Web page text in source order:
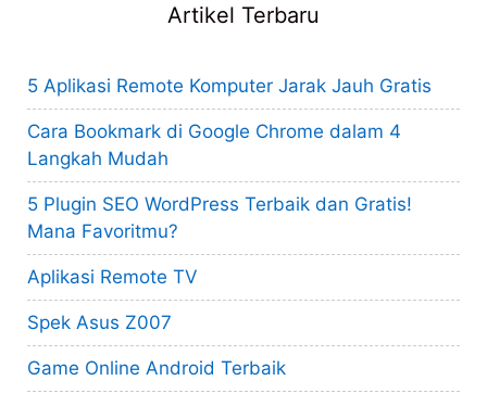
Artikel Terbaru
5 Aplikasi Remote Komputer Jarak Jauh Gratis
Cara Bookmark di Google Chrome dalam 4
Langkah Mudah
5 Plugin SEO WordPress Terbaik dan Gratis!
Mana Favoritmu?
Aplikasi Remote TV
Spek Asus Z007
Game Online Android Terbaik